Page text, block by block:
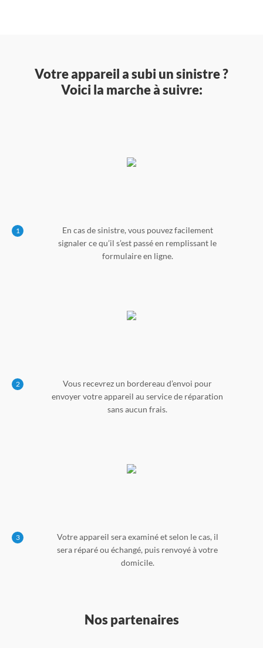
Votre appareil a subi un sinistre ?
Voici la marche à suivre:
1
En cas de sinistre, vous pouvez facilement
signaler ce qu’il s’est passé en remplissant le
formulaire en ligne.
2
Vous recevrez un bordereau d’envoi pour
envoyer votre appareil au service de réparation
sans aucun frais.
3
Votre appareil sera examiné et selon le cas, il
sera réparé ou échangé, puis renvoyé à votre
domicile.
Nos partenaires